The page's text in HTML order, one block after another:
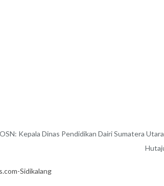
Kepala Dinas Pendidikan Dairi Sumatera
Sidikalang